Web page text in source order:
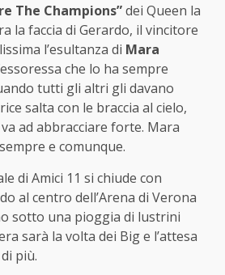
The Champions”dei Queen la
la faccia di Gerardo, il vincitore
l’esultanza di Mara
che lo ha sempre
tutti gli altri gli davano
salta con le braccia al cielo,
ad abbracciare forte. Mara
e comunque.
di Amici 11 si chiude con
al centro dell’Arena di Verona
sotto una pioggia di lustrini
sarà la volta dei Big e l’attesa
più.